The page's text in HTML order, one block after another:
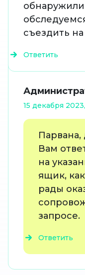
обнаружили
съездить
Ответить
15 декабря
Вам
на
ящик,
рады
запросе.
Ответить